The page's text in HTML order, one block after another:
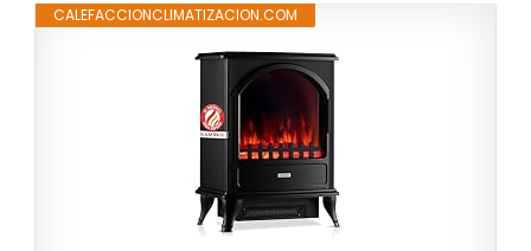
CALEFACCIONCLIMATIZACION.COM